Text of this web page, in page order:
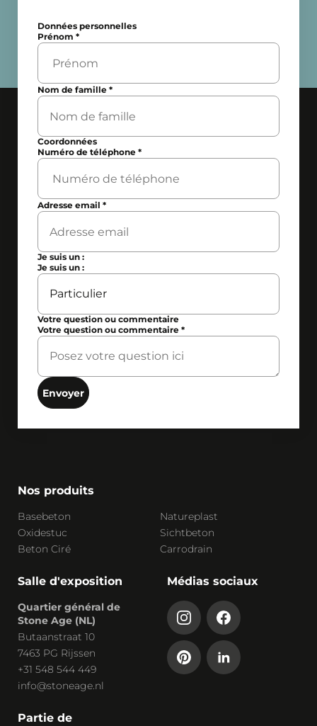
Données personnelles
Prénom*
Nom de famille*
Coordonnées
Numéro de téléphone*
Adresse email*
Je suis un :
Je suis un :
Votre question ou commentaire
Votre question ou commentaire*
Envoyer
Nos produits
Basebeton
Natureplast
Oxidestuc
Sichtbeton
Beton Ciré
Carrodrain
Salle d'exposition
Quartier général de
Stone Age (NL)
Butaanstraat 10
7463 PG Rijssen
+31 548 544 449
info@stoneage.nl
Médias sociaux
Partie de